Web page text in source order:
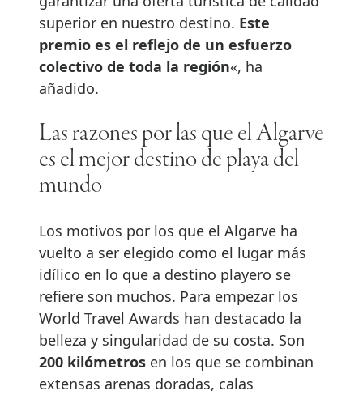
superior en nuestro destino. Este
premio es el reflejo de un esfuerzo
colectivo de toda la región«, ha
añadido.
Las razones por las que el Algarve
es el mejor destino de playa del
mundo
Los motivos por los que el Algarve ha
vuelto a ser elegido como el lugar más
idílico en lo que a destino playero se
refiere son muchos. Para empezar los
World Travel Awards han destacado la
belleza y singularidad de su costa. Son
200 kilómetros en los que se combinan
extensas arenas doradas, calas